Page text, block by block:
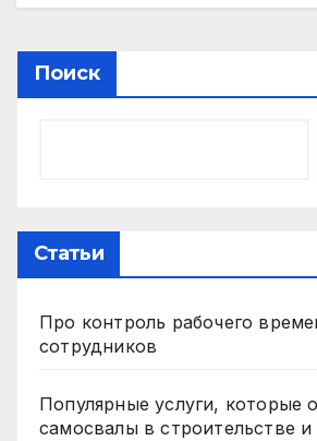
Поиск
Статьи
Про контроль рабочего
сотрудников
Популярные услуги, которые
самосвалы в строительстве и